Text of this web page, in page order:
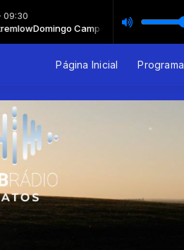
09:30
Domingo Campeiro - AO VIVO com
Novo Jeito de Ouvir Rádio
Página Inicial